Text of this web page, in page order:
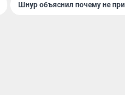
Шнур объяснил почему не